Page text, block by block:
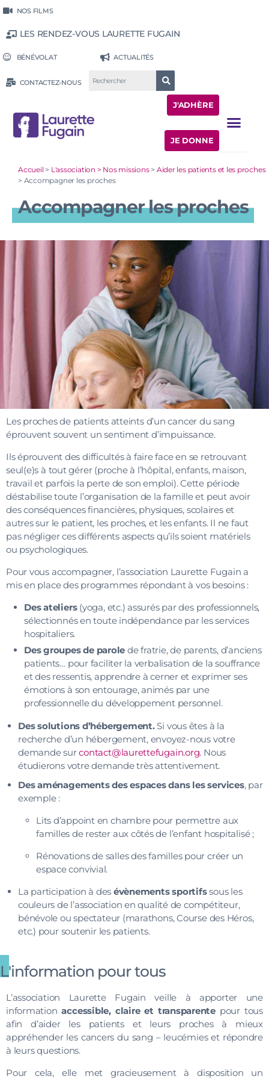
NOS FILMS
LES RENDEZ-VOUS LAURETTE FUGAIN
BÉNÉVOLAT ACTUALITÉS
CONTACTEZ-NOUS
J'ADHÈRE
JE DONNE
Accueil > L'association > Nos missions> Aider les patients et les proches
> Accompagner les proches
Accompagner les proches
Les proches de patients atteints d’un cancer du sang
éprouvent souvent un sentiment d’impuissance.
Ils éprouvent des difficultés à faire face en se retrouvant
seul(e)s à tout gérer (proche à l’hôpital, enfants, maison,
travail et parfois la perte de son emploi). Cette période
déstabilise toute l’organisation de la famille et peut avoir
des conséquences financières, physiques, scolaires et
autres sur le patient, les proches, et les enfants. Il ne faut
pas négliger ces différents aspects qu’ils soient matériels
ou psychologiques.
Pour vous accompagner, l’association Laurette Fugain a
mis en place des programmes répondant à vos besoins :
Des ateliers(yoga, etc.) assurés par des professionnels,
sélectionnés en toute indépendance par les services
hospitaliers.
Des groupes de parole de fratrie, de parents, d’anciens
patients… pour faciliter la verbalisation de la souffrance
et des ressentis, apprendre à cerner et exprimer ses
émotions à son entourage, animés par une
professionnelle du développement personnel.
Des solutions d’hébergement.Si vous êtes à la
recherche d’un hébergement, envoyez-nous votre
demande surcontact@laurettefugain.org. Nous
étudierons votre demande très attentivement.
Des aménagements des espaces dans les services, par
exemple :
Lits d’appoint en chambre pour permettre aux
familles de rester aux côtés de l’enfant hospitalisé ;
Rénovations de salles des familles pour créer un
espace convivial.
La participation à des évènements sportifssous les
couleurs de l’association en qualité de compétiteur,
bénévole ou spectateur (marathons, Course des Héros,
etc.) pour soutenir les patients.
L'information pour tous
L’association Laurette Fugain veille à apporter une
information accessible, claire et transparente pour tous
afin d’aider les patients et leurs proches à mieux
appréhender les cancers du sang – leucémies et répondre
à leurs questions.
Pour cela, elle met gracieusement à disposition un